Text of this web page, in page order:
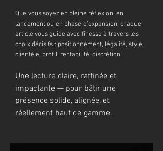
Que vous soyez en pleine réflexion, en
lancement ou en phase d’expansion, chaque
article vous guide avec finesse à travers les
choix décisifs : positionnement, légalité, style,
clientèle, profil, rentabilité, discrétion.
Une lecture claire, raffinée et
impactante — pour bâtir une
présence solide, alignée, et
réellement haut de gamme.